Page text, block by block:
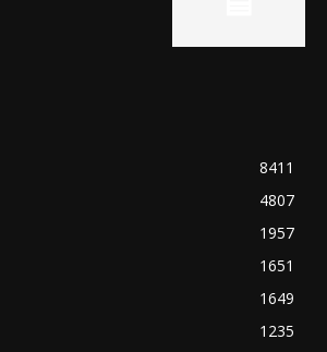
8411
4807
1957
1651
1649
1235